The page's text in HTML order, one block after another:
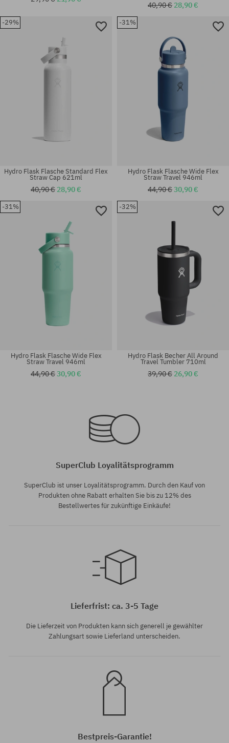
Universalgröße
40,90 € 28,90 €
-29%
Hydro Flask Flasche Standard Flex
Straw Cap 621ml
40,90 € 28,90 €
-31%
Hydro Flask Flasche Wide Flex
Straw Travel 946ml
44,90 €30,90 €
-31%
Hydro Flask Flasche Wide Flex
Straw Travel 946ml
44,90 €30,90 €
-32%
Hydro Flask Becher All Around
Travel Tumbler 710ml
39,90 € 26,90 €
SuperClub Loyalitätsprogramm
SuperClub ist unser Loyalitätsprogramm. Durch den Kauf von
Produkten ohne Rabatt erhalten Sie bis zu 12% des
Bestellwertes für zukünftige Einkäufe!
Lieferfrist: ca. 3-5 Tage
Die Lieferzeit von Produkten kann sich generell je gewählter
Zahlungsart sowie Lieferland unterscheiden.
Bestpreis-Garantie!